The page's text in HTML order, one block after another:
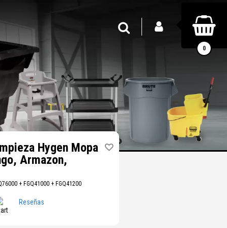
INICIAR SESIÓN
0
Hygen Mopa
Armazon,
+ FGQ41000 + FGQ41200
Reseñas